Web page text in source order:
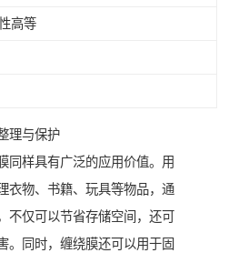
高等
理与保护
同样具有广泛的应用价值。用
衣物、书籍、玩具等物品，通
不仅可以节省存储空间，还可
。同时，缠绕膜还可以用于固